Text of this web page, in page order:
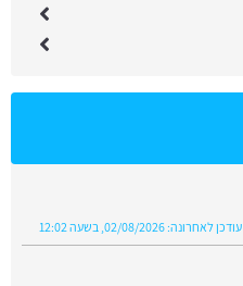
עודכן לאחרונה: 02/08/2026, בשעה 12:02